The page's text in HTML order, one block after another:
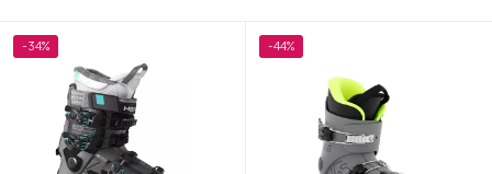
-34% -44%